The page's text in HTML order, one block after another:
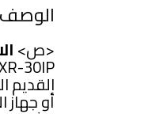
الوصف
<ص>
أو جهاز